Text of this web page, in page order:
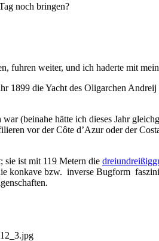
noch bringen?
fuhren weiter, und ich haderte mit
1899 die Yacht des Oligarchen
(beinahe hätte ich dieses Jahr
vor der Côte d’Azur oder der
sie ist mit 119 Metern die
bzw. inverse Bugform